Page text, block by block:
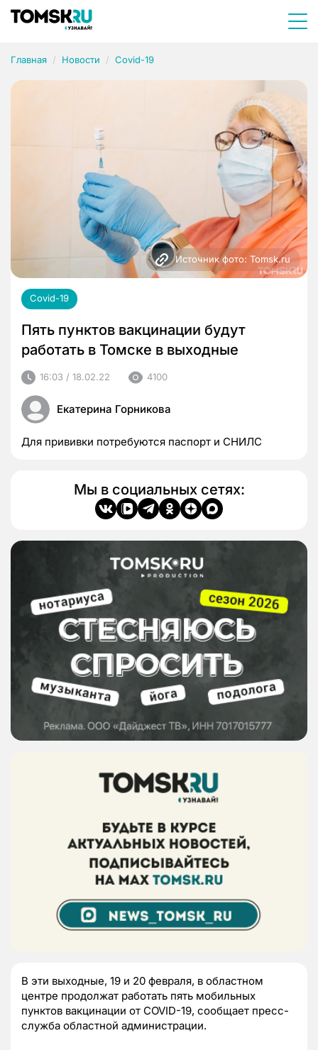
Главная Новости Covid-19
Источник фото: Tomsk.ru
Covid-19
Пять пунктов вакцинации будут
работать в Томске в выходные
16:03 / 18.02.22 4100
Екатерина Горникова
Для прививки потребуются паспорт и СНИЛС
Мы в социальных сетях:
В эти выходные, 19 и 20 февраля, в областном
центре продолжат работать пять мобильных
пунктов вакцинации от COVID-19, сообщает пресс-
служба областной администрации.